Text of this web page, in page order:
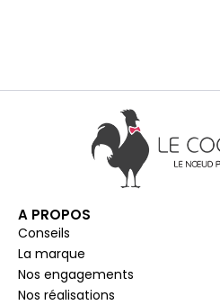
A PROPOS
Conseils
La marque
Nos engagements
Nos réalisations